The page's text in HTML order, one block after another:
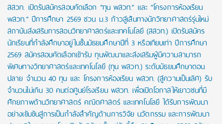
สสวท. เปิดรับสมัครสอบคัดเลือก “ทุน พสวท.” และ “โครงการห้องเรียน
พสวท.” ปีการศึกษา 2569 ชวน ม.3 ก้าวสู่เส้นทางนักวิทยาศาสตร์รุ่นใหม่
สถาบันส่งเสริมการสอนวิทยาศาสตร์และเทคโนโลยี (สสวท.) เปิดรับสมัคร
นักเรียนที่กำลังศึกษาอยู่ในชั้นมัธยมศึกษาปีที่ 3 หรือเทียบเท่า ปีการศึกษา
2569 สมัครสอบคัดเลือกเข้ารับ ทุนพัฒนาและส่งเสริมผู้มีความสามารถ
พิเศษทางวิทยาศาสตร์และเทคโนโลยี (ทุน พสวท.) ระดับมัธยมศึกษาตอน
ปลาย จำนวน 40 ทุน และ โครงการห้องเรียน พสวท. (สู่ความเป็นเลิศ) รับ
จำนวนไม่เกิน 30 คนต่อศูนย์โรงเรียน พสวท. เพื่อเปิดโอกาสให้เยาวชนที่มี
ศักยภาพด้านวิทยาศาสตร์ คณิตศาสตร์ และเทคโนโลยี ได้รับการพัฒนา
อย่างเข้มข้นสู่การเป็นกำลังสำคัญด้านการวิจัย นวัตกรรม และการพัฒนา